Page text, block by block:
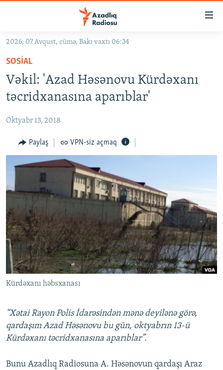
Əsas
qayıt
Əsas
naviqasiyaya
qayıt
Axtarışa
GÜNDƏM
#İZAHLA
KORRUPSIOMETR
FƏRQƏ BAX
QANUNI DOĞRU
ARAŞDIRMA
MULTIMEDIA
VIDEO
FOTOQALEREYA
İNFOQRAFIKA
KARIKATURA
RADIO ARXIV
OXU ZALI
AZƏRBAYCAN ƏDƏBIYYATI KITABXANASI
İSLAM VƏ DEMOKRATIYA
İZ - MƏDƏNIYYƏT PROQRAMI
HAQQIMIZDA
MISSIYAMIZ
PEŞƏ ETIKASI VƏ JURNALISTIKA STANDARTLARIMIZ
MATERIALLARIMIZDAN ISTIFADƏ
AZADLIQRADIOSU MOBIL TELEFONUNUZDA
XƏBƏR BÜLLETENLƏRIMIZ
BIZI IZLƏ
RFE/RL-in bütün saytları
2026, 07 Avqust, cümə, Bakı vaxtı 06:34
SOSIAL
Vəkil: 'Azad Həsənovu Kürdəxanı
təcridxanasına aparıblar'
Oktyabr 13, 2018
Paylaş VPN-siz açmaq
Kürdəxanı həbsxanası
“Xətai Rayon Polis İdarəsindən mənə deyilənə görə,
qardaşım Azad Həsənovu bu gün, oktyabrın 13-ü
Kürdəxanı təcridxanasına aparıblar”.
Bunu Azadlıq Radiosuna A. Həsənovun qardaşı Araz